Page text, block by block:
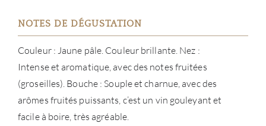
NOTES DE DÉGUSTATION
Couleur : Jaune pâle. Couleur brillante. Nez :
Intense et aromatique, avec des notes fruitées
(groseilles). Bouche : Souple et charnue, avec des
arômes fruités puissants, c’est un vin gouleyant et
facile à boire, très agréable.